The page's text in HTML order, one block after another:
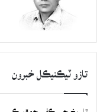
تازو ٽيڪنيڪل خبرون